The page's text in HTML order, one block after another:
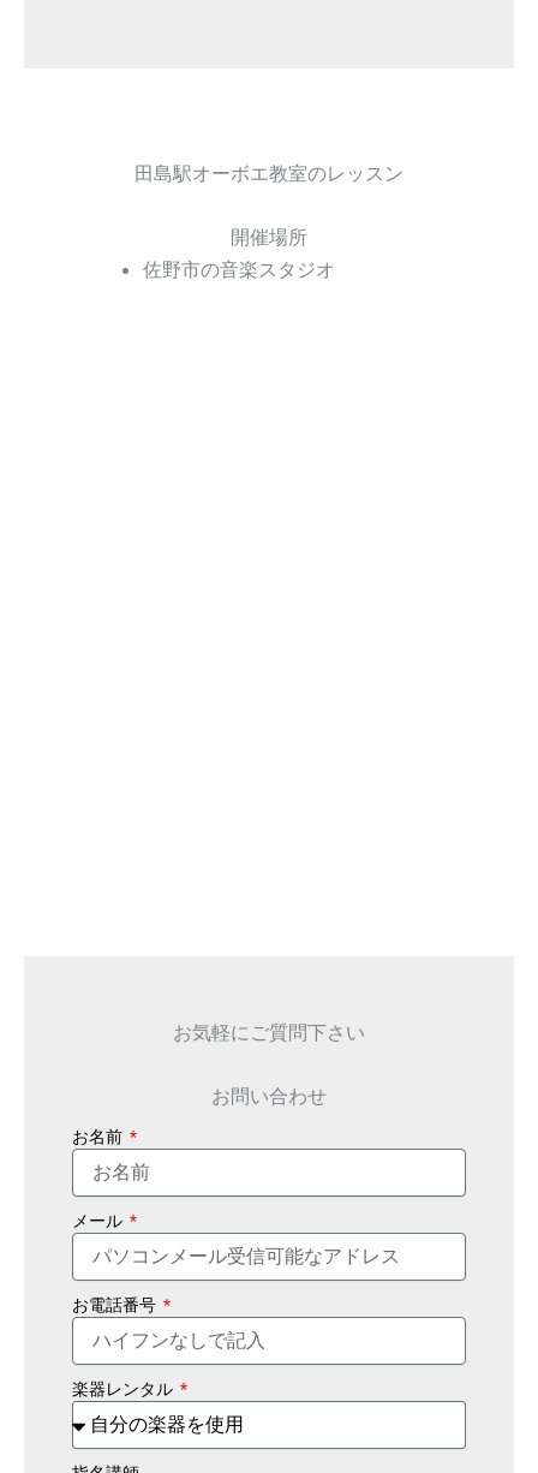
田島駅オーボエ教室のレッスン
開催場所
佐野市の音楽スタジオ
お気軽にご質問下さい
お問い合わせ
お名前
メール
お電話番号
楽器レンタル